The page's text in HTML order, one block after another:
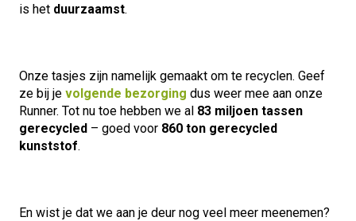
is het duurzaamst.
Onze tasjes zijn namelijk gemaakt om te recyclen. Geef
ze bij je volgende bezorging dus weer mee aan onze
Runner. Tot nu toe hebben we al 83 miljoen tassen
gerecycled – goed voor 860 ton gerecycled
kunststof.
En wist je dat we aan je deur nog veel meer meenemen?